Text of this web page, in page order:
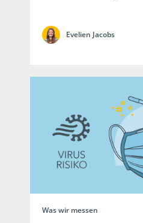
Evelien Jacobs
Was wir messen